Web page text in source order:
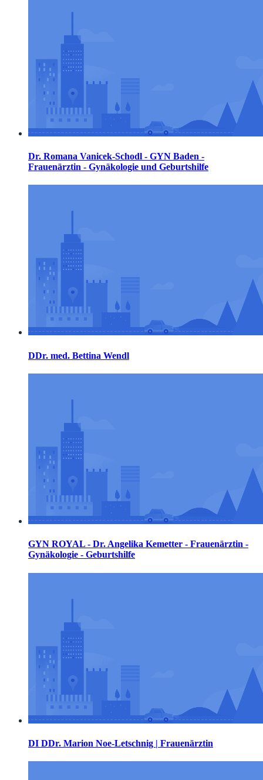
Dr. Romana Vanicek-Schodl - GYN Baden -
Frauenärztin - Gynäkologie und Geburtshilfe
DDr. med. Bettina Wendl
GYN ROYAL - Dr. Angelika Kemetter - Frauenärztin -
Gynäkologie - Geburtshilfe
DI DDr. Marion Noe-Letschnig | Frauenärztin